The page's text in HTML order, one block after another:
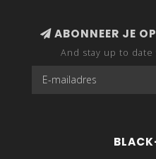
ABONNEER JE
And stay up to